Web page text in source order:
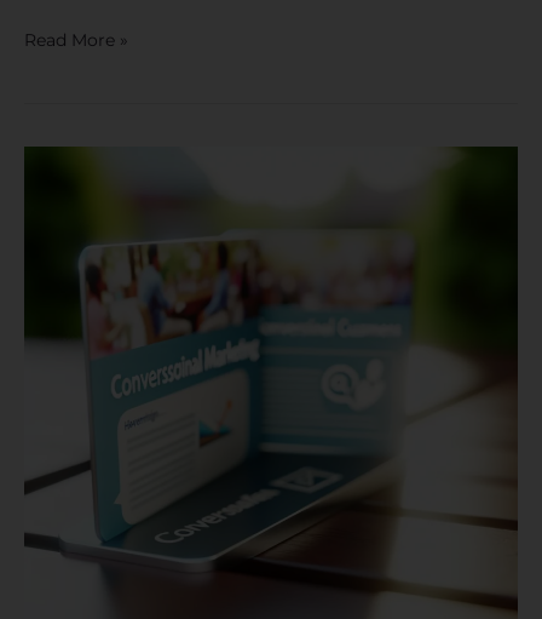
Read More »
Engajar
Clientes